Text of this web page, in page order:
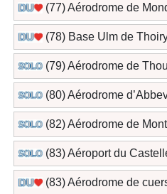
(77) Aérodrome de
(78) Base Ulm de
(79) Aérodrome de
(80) Aérodrome
(82) Aérodrome de
(83) Aéroport du
(83) Aérodrome de